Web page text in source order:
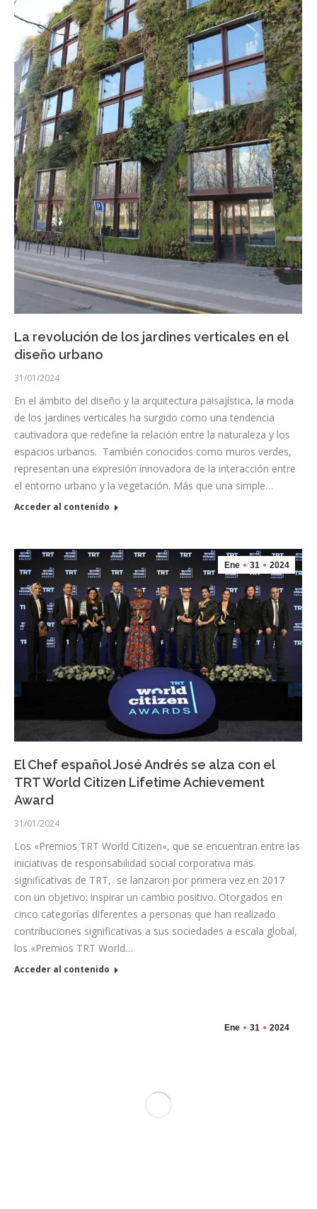
La revolución de los jardines verticales en el
diseño urbano
31/01/2024
En el ámbito del diseño y la arquitectura paisajística, la moda
de los jardines verticales ha surgido como una tendencia
cautivadora que redefine la relación entre la naturaleza y los
espacios urbanos. También conocidos como muros verdes,
representan una expresión innovadora de la interacción entre
el entorno urbano y la vegetación. Más que una simple…
Acceder al contenido
Ene 31 2024
El Chef español José Andrés se alza con el
TRT World Citizen Lifetime Achievement
Award
31/01/2024
Los «Premios TRT World Citizen«, que se encuentran entre las
iniciativas de responsabilidad social corporativa más
significativas de TRT, se lanzaron por primera vez en 2017
con un objetivo: inspirar un cambio positivo. Otorgados en
cinco categorías diferentes a personas que han realizado
contribuciones significativas a sus sociedades a escala global,
los «Premios TRT World…
Acceder al contenido
Ene 31 2024